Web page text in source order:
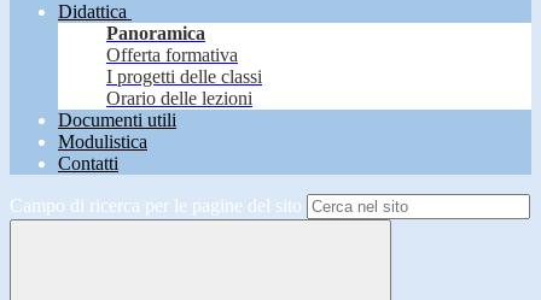
Didattica
Panoramica
Offerta formativa
I progetti delle classi
Orario delle lezioni
Documenti utili
Modulistica
Contatti
Campo di ricerca per le pagine del sito